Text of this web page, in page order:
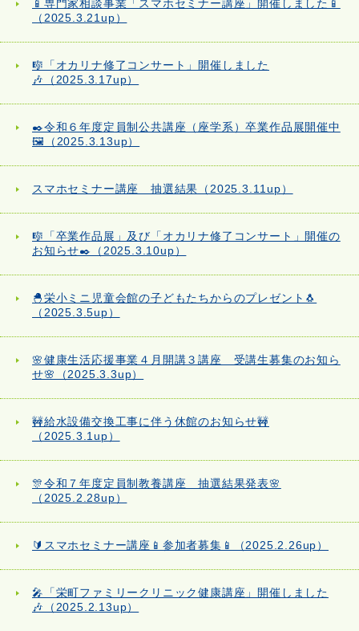
📱専門家相談事業「スマホセミナー講座」開催しました📱
（2025.3.21up）
🎼「オカリナ修了コンサート」開催しました
🎶（2025.3.17up）
✒️令和６年度定員制公共講座（座学系）卒業作品展開催中
🖼️（2025.3.13up）
スマホセミナー講座 抽選結果（2025.3.11up）
🎼「卒業作品展」及び「オカリナ修了コンサート」開催の
お知らせ✒️（2025.3.10up）
🐣栄小ミニ児童会館の子どもたちからのプレゼント🐧
（2025.3.5up）
🌸健康生活応援事業４月開講３講座 受講生募集のお知ら
せ🌸（2025.3.3up）
🚧給水設備交換工事に伴う休館のお知らせ🚧
（2025.3.1up）
🎊令和７年度定員制教養講座 抽選結果発表🌸
（2025.2.28up）
🔰スマホセミナー講座📱参加者募集📱（2025.2.26up）
🎤「栄町ファミリークリニック健康講座」開催しました
🎶（2025.2.13up）